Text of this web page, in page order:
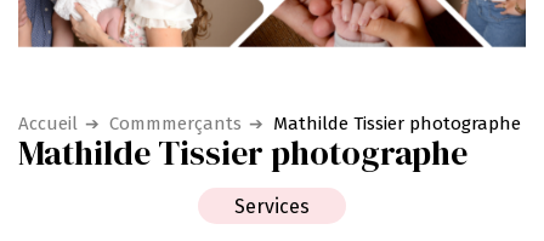
Accueil Commmerçants Mathilde Tissier photographe
Mathilde Tissier photographe
Services